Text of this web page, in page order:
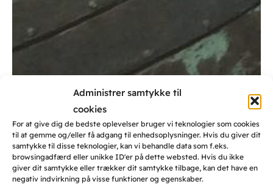
Administrer samtykke til
cookies
For at give dig de bedste oplevelser bruger vi teknologier som cookies
til at gemme og/eller få adgang til enhedsoplysninger. Hvis du giver dit
samtykke til disse teknologier, kan vi behandle data som f.eks.
browsingadfærd eller unikke ID'er på dette websted. Hvis du ikke
giver dit samtykke eller trækker dit samtykke tilbage, kan det have en
negativ indvirkning på visse funktioner og egenskaber.